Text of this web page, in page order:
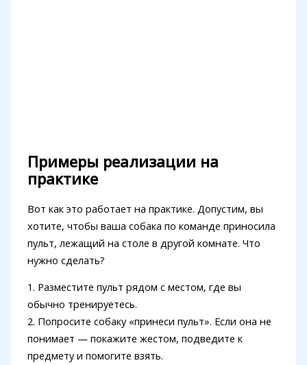
Примеры реализации на
практике
Вот как это работает на практике. Допустим, вы
хотите, чтобы ваша собака по команде приносила
пульт, лежащий на столе в другой комнате. Что
нужно сделать?
1. Разместите пульт рядом с местом, где вы
обычно тренируетесь.
2. Попросите собаку «принеси пульт». Если она не
понимает — покажите жестом, подведите к
предмету и помогите взять.